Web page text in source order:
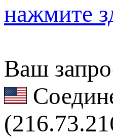
нажмите
Ваш